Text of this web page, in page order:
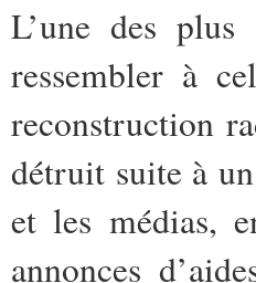
L’une des
ressembler à
reconstruction
détruit suite à
et les médias,
annonces